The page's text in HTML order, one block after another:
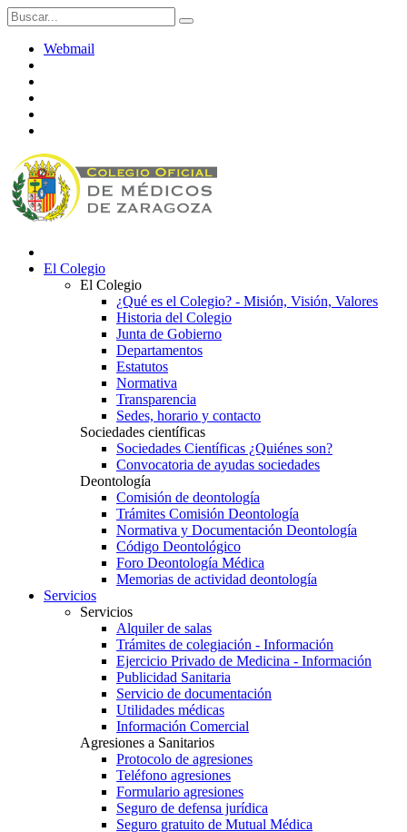
Webmail
El Colegio
El Colegio
¿Qué es el Colegio? - Misión, Visión, Valores
Historia del Colegio
Junta de Gobierno
Departamentos
Estatutos
Normativa
Transparencia
Sedes, horario y contacto
Sociedades científicas
Sociedades Científicas ¿Quiénes son?
Convocatoria de ayudas sociedades
Deontología
Comisión de deontología
Trámites Comisión Deontología
Normativa y Documentación Deontología
Código Deontológico
Foro Deontología Médica
Memorias de actividad deontología
Servicios
Servicios
Alquiler de salas
Trámites de colegiación - Información
Ejercicio Privado de Medicina - Información
Publicidad Sanitaria
Servicio de documentación
Utilidades médicas
Información Comercial
Agresiones a Sanitarios
Protocolo de agresiones
Teléfono agresiones
Formulario agresiones
Seguro de defensa jurídica
Seguro gratuito de Mutual Médica